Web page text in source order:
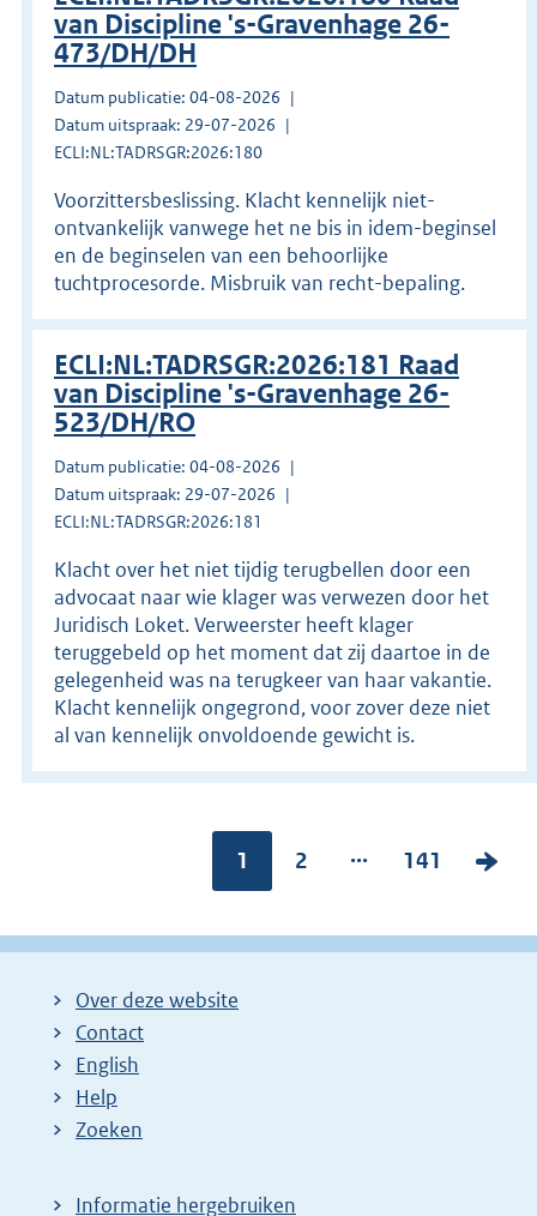
van Discipline 's-Gravenhage 26-
473/DH/DH
Datum publicatie: 04-08-2026
Datum uitspraak: 29-07-2026
ECLI:NL:TADRSGR:2026:180
Voorzittersbeslissing. Klacht kennelijk niet-
ontvankelijk vanwege het ne bis in idem-beginsel
en de beginselen van een behoorlijke
tuchtprocesorde. Misbruik van recht-bepaling.
ECLI:NL:TADRSGR:2026:181 Raad
van Discipline 's-Gravenhage 26-
523/DH/RO
Datum publicatie: 04-08-2026
Datum uitspraak: 29-07-2026
ECLI:NL:TADRSGR:2026:181
Klacht over het niet tijdig terugbellen door een
advocaat naar wie klager was verwezen door het
Juridisch Loket. Verweerster heeft klager
teruggebeld op het moment dat zij daartoe in de
gelegenheid was na terugkeer van haar vakantie.
Klacht kennelijk ongegrond, voor zover deze niet
al van kennelijk onvoldoende gewicht is.
Pagina:
1
P
g
2 ...
P
g
141
V
l
Over deze website
Contact
English
Help
Zoeken
Informatie hergebruiken